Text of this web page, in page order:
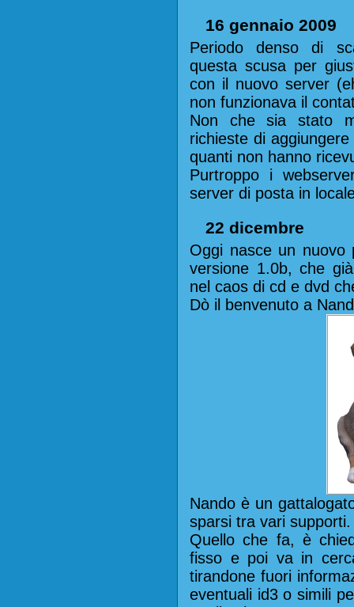
16 gennaio 2009
Periodo denso di
questa scusa per
con il nuovo server
non funzionava il
Non che sia stato
richieste di
quanti non hanno
Purtroppo i
server di posta in
22 dicembre
Oggi nasce un nuovo
versione 1.0b, che
nel caos di cd e dvd
Dò il benvenuto a
Nando è un
sparsi tra vari supporti.
Quello che fa, è
fisso e poi va in
tirandone fuori
eventuali id3 o simili